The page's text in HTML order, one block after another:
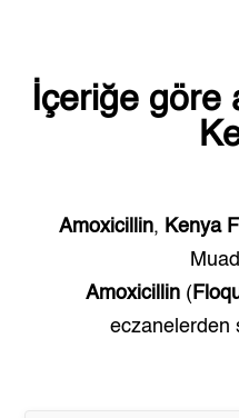
İçeriğe göre
Amoxicillin, Kenya
Amoxicillin(
eczanelerden